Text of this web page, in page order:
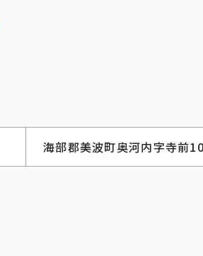
海部郡美波町奥河内字寺前